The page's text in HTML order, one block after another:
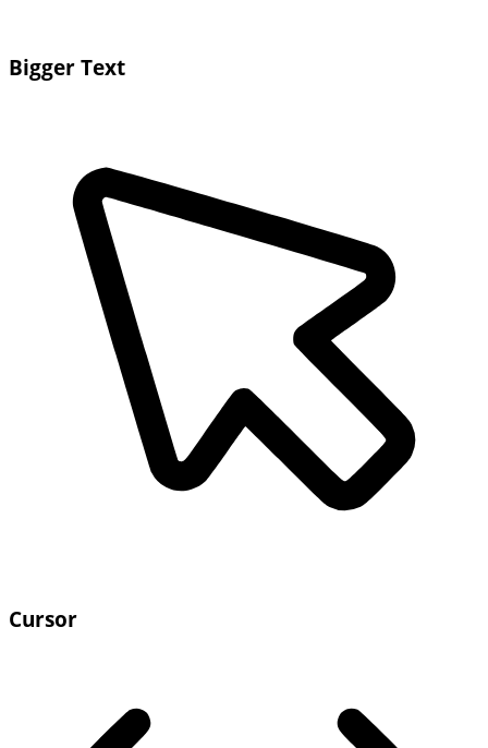
Bigger Text
Cursor